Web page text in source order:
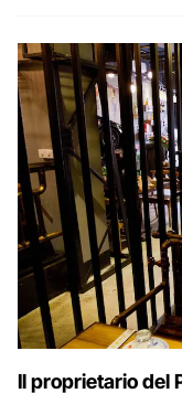
Il proprietario del